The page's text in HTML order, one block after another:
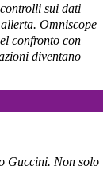
il Governo
della Corte
è già stato
“Alla luce del
una proposta
conto della
valutando”.
sui dati
Omniscope
confronto con
diventano
Guccini. Non solo